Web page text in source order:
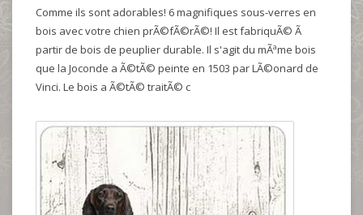
Comme ils sont adorables! 6 magnifiques sous-verres en
bois avec votre chien prÃ©fÃ©rÃ©! Il est fabriquÃ© Ã
partir de bois de peuplier durable. Il s'agit du mÃªme bois
que la Joconde a Ã©tÃ© peinte en 1503 par LÃ©onard de
Vinci. Le bois a Ã©tÃ© traitÃ© c